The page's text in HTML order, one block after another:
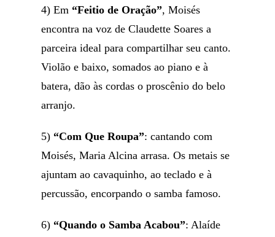
4) Em “Feitio de Oração”, Moisés
encontra na voz de Claudette Soares a
parceira ideal para compartilhar seu canto.
Violão e baixo, somados ao piano e à
batera, dão às cordas o proscênio do belo
arranjo.
5) “Com Que Roupa”: cantando com
Moisés, Maria Alcina arrasa. Os metais se
ajuntam ao cavaquinho, ao teclado e à
percussão, encorpando o samba famoso.
6) “Quando o Samba Acabou”: Alaíde